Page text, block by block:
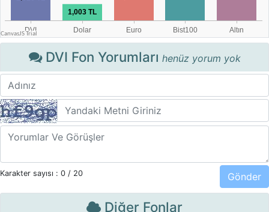
DVI Fon Yorumları henüz yorum yok
Karakter sayısı : 0 / 20
Diğer Fonlar